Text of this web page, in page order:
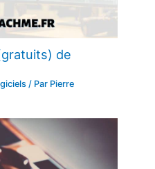
de
/ Par Pierre